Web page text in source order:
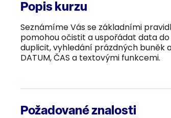
Popis kurzu
Seznámíme Vás se základními
pomohou očistit a uspořádat data
duplicit, vyhledání prázdných buněk
DATUM, ČAS a textovými funkcemi.
Požadované znalosti